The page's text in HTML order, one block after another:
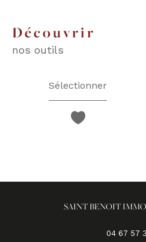
découvrir
nos outils
Sélectionner
SAINT BENOIT
04 67 57